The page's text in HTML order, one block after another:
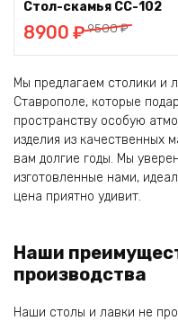
Стол-cкамья СС-102
9500₽
Первоначальная
9500 ₽.
8900 ₽
Текущая
Мы предлагаем столики и
Ставрополе, которые
пространству особую
изделия из качественных
вам долгие годы. Мы
изготовленные нами,
цена приятно удивит.
Наши
производства
Наши столы и лавки не